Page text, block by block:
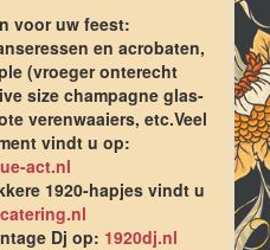
voor uw feest:
en acrobaten,
(vroeger onterecht
size champagne glas-
verenwaaiers, etc.Veel
vindt u op:
act.nl
1920-hapjes vindt u
Dj op: 1920dj.nl